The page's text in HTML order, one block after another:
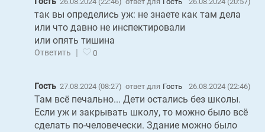
так вы определись уж: не знаете как там дела
или что давно не инспектировали
или опять тишина
Ответить | 0
Гость 27.08.2024 (08:27) ответ для Гость 26.08.2024 (22:46)
Там всё печально... Дети остались без школы.
Если уж и закрывать школу, то можно было всё
сделать по-человечески. Здание можно было